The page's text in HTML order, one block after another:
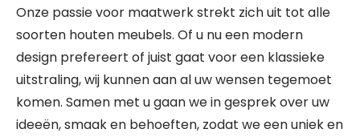
Onze passie voor maatwerk strekt zich uit tot alle
soorten houten meubels. Of u nu een modern
design prefereert of juist gaat voor een klassieke
uitstraling, wij kunnen aan al uw wensen tegemoet
komen. Samen met u gaan we in gesprek over uw
ideeën, smaak en behoeften, zodat we een uniek en